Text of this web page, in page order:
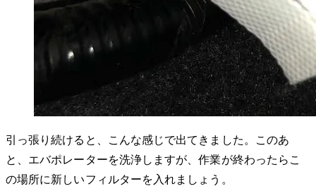
引っ張り続けると、こんな感じで出てきました。このあ
と、エバポレーターを洗浄しますが、作業が終わったらこ
の場所に新しいフィルターを入れましょう。